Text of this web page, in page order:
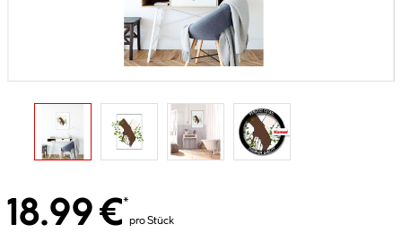
18.99 €*
pro Stück